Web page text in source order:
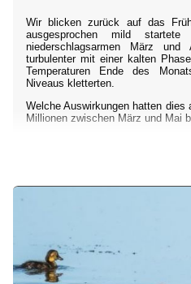
Wir blicken zurück auf das
ausgesprochen mild
niederschlagsarmen März
turbulenter mit einer kalten
Temperaturen Ende des
Niveaus kletterten.
Welche Auswirkungen hatten
Millionen zwischen März und Mai